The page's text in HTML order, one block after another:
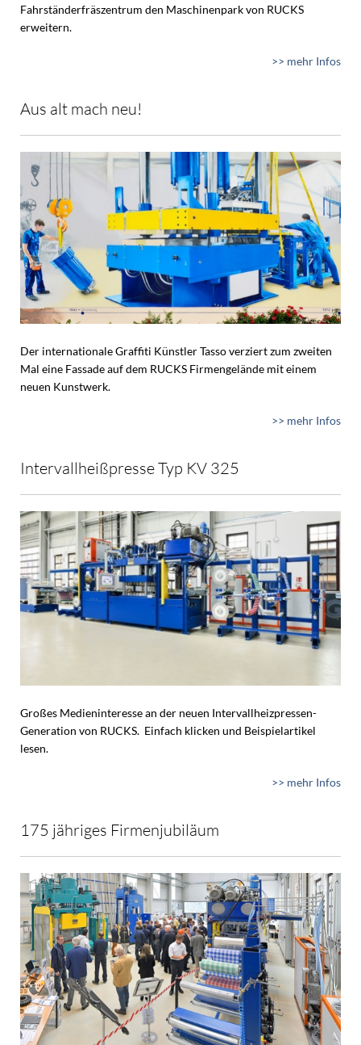
Fahrständerfräszentrum den Maschinenpark von RUCKS
erweitern.
>> mehr Infos
Aus alt mach neu!
Der internationale Graffiti Künstler Tasso verziert zum zweiten
Mal eine Fassade auf dem RUCKS Firmengelände mit einem
neuen Kunstwerk.
>> mehr Infos
Intervallheißpresse Typ KV 325
Großes Medieninteresse an der neuen Intervallheizpressen-
Generation von RUCKS. Einfach klicken und Beispielartikel
lesen.
>> mehr Infos
175 jähriges Firmenjubiläum